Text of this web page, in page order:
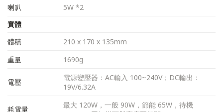
喇叭
5W *2
實體
體積
210 x 170 x 135mm
重量
1690g
電壓
電源變壓器：AC輸入 100~240V；DC輸出：
19V/6.32A
耗電量
最大 120W，一般 90W，節能 65W，待機